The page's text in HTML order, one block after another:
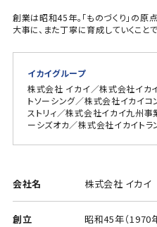
創業は昭和45年。「ものづくり」の原
大事に、また丁寧に育成していくことで
イカイグループ
株式会社 イカイ／株式会社イカ
トソーシング／株式会社イカイ
ストリィ／株式会社イカイ九州
ーシズオカ／株式会社イカイトラ
会社名 株式会社 イカイ
創立 昭和45年（1970